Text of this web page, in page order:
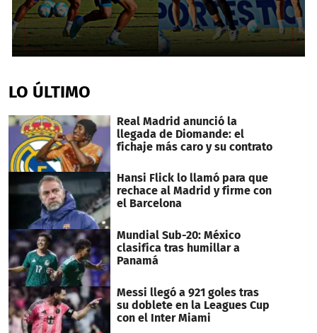
of
18
47
seconds
LO ÚLTIMO
Real Madrid anunció la
llegada de Diomande: el
fichaje más caro y su contrato
Hansi Flick lo llamó para que
rechace al Madrid y firme con
el Barcelona
Mundial Sub-20: México
clasifica tras humillar a
Panamá
Messi llegó a 921 goles tras
su doblete en la Leagues Cup
con el Inter Miami